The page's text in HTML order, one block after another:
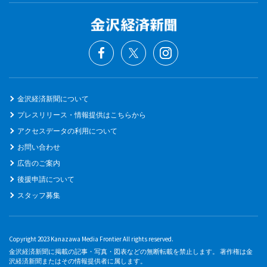
金沢経済新聞について
プレスリリース・情報提供はこちらから
アクセスデータの利用について
お問い合わせ
広告のご案内
後援申請について
スタッフ募集
Copyright 2023 Kanazawa Media Frontier All rights reserved.
金沢経済新聞に掲載の記事・写真・図表などの無断転載を禁止します。 著作権は金
沢経済新聞またはその情報提供者に属します。